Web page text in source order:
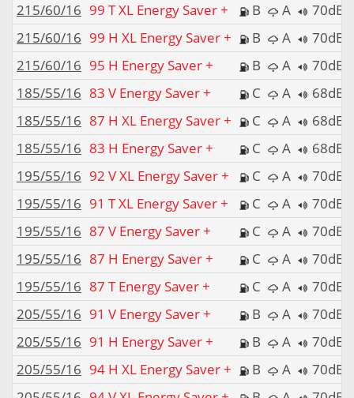
215/60/16 99 T XL Energy Saver + B A
70dB
215/60/16 99 H XL Energy Saver + B A
70dB
215/60/16 95 H Energy Saver + B A
70dB
185/55/16 83 V Energy Saver + C A
68dB
185/55/16 87 H XL Energy Saver + C A
68dB
185/55/16 83 H Energy Saver + C A
68dB
195/55/16 92 V XL Energy Saver + C A
70dB
195/55/16 91 T XL Energy Saver + C A
70dB
195/55/16 87 V Energy Saver + C A
70dB
195/55/16 87 H Energy Saver + C A
70dB
195/55/16 87 T Energy Saver + C A
70dB
205/55/16 91 V Energy Saver + B A
70dB
205/55/16 91 H Energy Saver + B A
70dB
205/55/16 94 H XL Energy Saver + B A
70dB